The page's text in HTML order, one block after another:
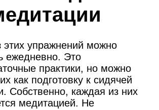
этих упражнений можно
ежедневно. Это
практики, но можно
как подготовку к сидячей
Собственно, каждая из них
медитацией. Не